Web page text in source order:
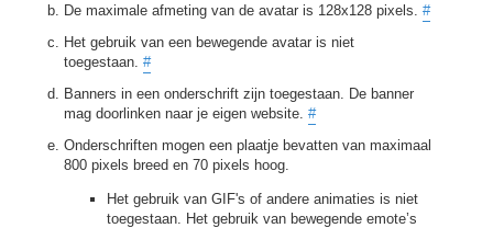
De maximale afmeting van de avatar is 128x128 pixels. #
Het gebruik van een bewegende avatar is niet
toegestaan. #
Banners in een onderschrift zijn toegestaan. De banner
mag doorlinken naar je eigen website. #
Onderschriften mogen een plaatje bevatten van maximaal
800 pixels breed en 70 pixels hoog.
Het gebruik van GIF's of andere animaties is niet
toegestaan. Het gebruik van bewegende emote’s